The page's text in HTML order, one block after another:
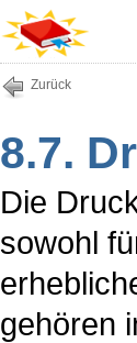
Zurück
8.7.
Die
sowohl
gehören